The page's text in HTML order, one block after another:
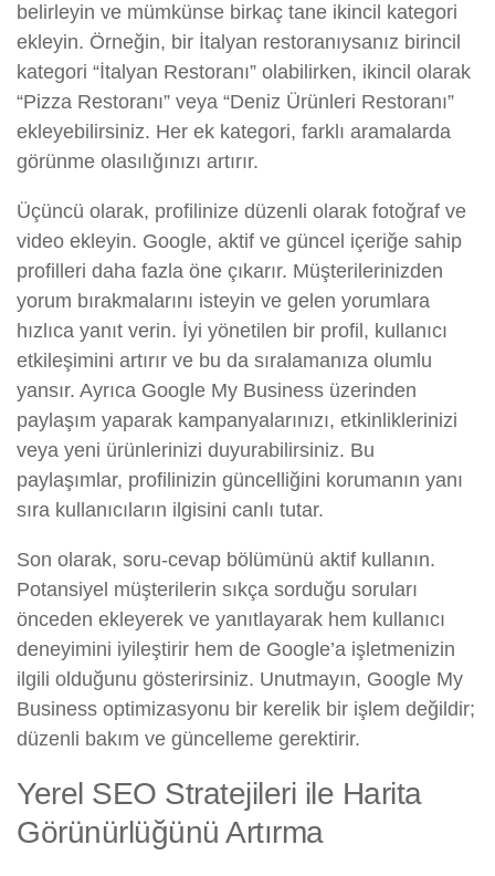
belirleyin ve mümkünse birkaç tane ikincil kategori
ekleyin. Örneğin, bir İtalyan restoranıysanız birincil
kategori “İtalyan Restoranı” olabilirken, ikincil olarak
“Pizza Restoranı” veya “Deniz Ürünleri Restoranı”
ekleyebilirsiniz. Her ek kategori, farklı aramalarda
görünme olasılığınızı artırır.
Üçüncü olarak, profilinize düzenli olarak fotoğraf ve
video ekleyin. Google, aktif ve güncel içeriğe sahip
profilleri daha fazla öne çıkarır. Müşterilerinizden
yorum bırakmalarını isteyin ve gelen yorumlara
hızlıca yanıt verin. İyi yönetilen bir profil, kullanıcı
etkileşimini artırır ve bu da sıralamanıza olumlu
yansır. Ayrıca Google My Business üzerinden
paylaşım yaparak kampanyalarınızı, etkinliklerinizi
veya yeni ürünlerinizi duyurabilirsiniz. Bu
paylaşımlar, profilinizin güncelliğini korumanın yanı
sıra kullanıcıların ilgisini canlı tutar.
Son olarak, soru-cevap bölümünü aktif kullanın.
Potansiyel müşterilerin sıkça sorduğu soruları
önceden ekleyerek ve yanıtlayarak hem kullanıcı
deneyimini iyileştirir hem de Google’a işletmenizin
ilgili olduğunu gösterirsiniz. Unutmayın, Google My
Business optimizasyonu bir kerelik bir işlem değildir;
düzenli bakım ve güncelleme gerektirir.
Yerel SEO Stratejileri ile Harita
Görünürlüğünü Artırma